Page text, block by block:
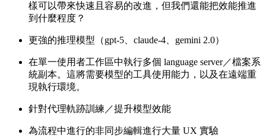
樣可以帶來快速且容易的改進，但我們還能把效能推進
到什麼程度？
更強的推理模型（gpt-5、claude-4、gemini 2.0）
在單一使用者工作區中執行多個 language server／檔案系
統副本。這將需要模型的工具使用能力，以及在遠端重
現執行環境。
針對代理軌跡訓練／提升模型效能
為流程中進行的非同步編輯進行大量 UX 實驗